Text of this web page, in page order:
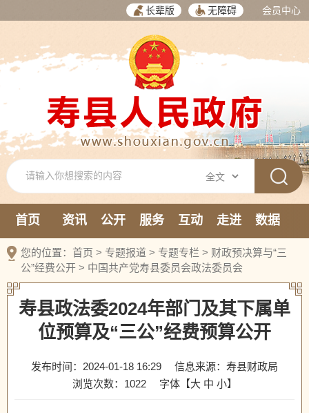
长辈版 无障碍 会员中心
首页 资讯 公开 服务 互动 走进
数据
新媒体
您的位置： 首页 > 专题报道 > 专题专栏 > 财政预决算与“三
公”经费公开 > 中国共产党寿县委员会政法委员会
寿县政法委2024年部门及其下属单
位预算及“三公”经费预算公开
发布时间：2024-01-18 16:29
信息来源：寿县财政局
浏览次数： 1022 字体【大 中 小】